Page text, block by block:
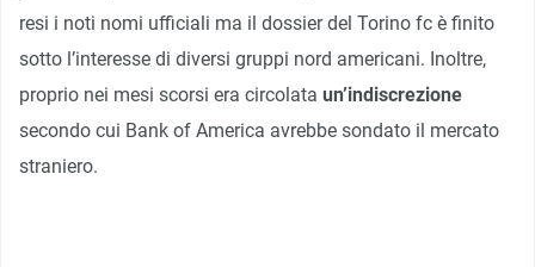
resi i noti nomi ufficiali ma il dossier del Torino fc è finito
sotto l’interesse di diversi gruppi nord americani. Inoltre,
proprio nei mesi scorsi era circolata un’indiscrezione
secondo cui Bank of America avrebbe sondato il mercato
straniero.